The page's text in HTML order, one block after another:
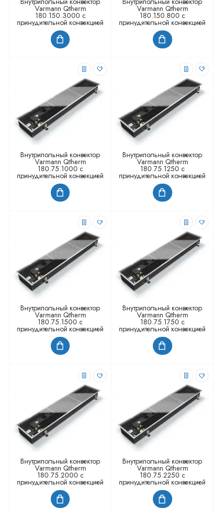
Varmann Qtherm
180.150.3000 с
принудительной конвекцией
Varmann Qtherm
180.150.800 с
принудительной конвекцией
Внутрипольный конвектор
Varmann Qtherm
180.75.1000 с
принудительной конвекцией
Внутрипольный конвектор
Varmann Qtherm
180.75.1250 с
принудительной конвекцией
Внутрипольный конвектор
Varmann Qtherm
180.75.1500 с
принудительной конвекцией
Внутрипольный конвектор
Varmann Qtherm
180.75.1750 с
принудительной конвекцией
Внутрипольный конвектор
Varmann Qtherm
180.75.2000 с
принудительной конвекцией
Внутрипольный конвектор
Varmann Qtherm
180.75.2250 с
принудительной конвекцией